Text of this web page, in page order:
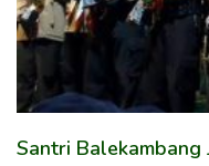
Santri